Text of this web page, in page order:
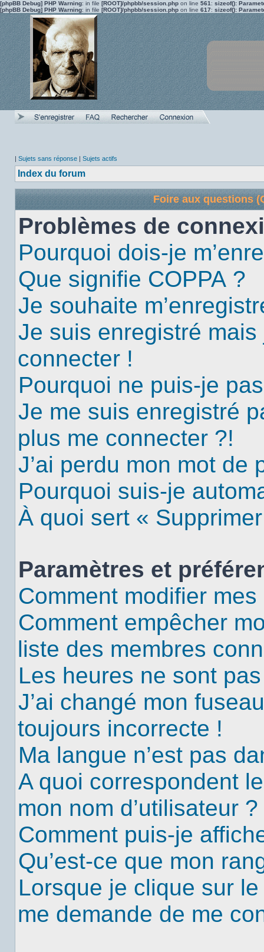
[phpBB Debug] PHP Warning: in file [ROOT]/phpbb/session.php on line 561 : sizeof():
[phpBB Debug] PHP Warning: in file [ROOT]/phpbb/session.php on line 617: sizeof():
| Sujets sans réponse | Sujets actifs
Index du forum
Foire aux questions
Problèmes de
Pourquoi dois-je
Que signifie COPPA ?
Je souhaite
Je suis enregistré
connecter !
Pourquoi ne puis-je
Je me suis enregistré
plus me connecter ?!
J’ai perdu mon mot de
Pourquoi suis-je
À quoi sert «
Paramètres et
Comment modifier
Comment empêcher
liste des membres
Les heures ne sont
J’ai changé mon
toujours incorrecte !
Ma langue n’est pas
A quoi correspondent
mon nom d’utilisateur ?
Comment puis-je
Qu’est-ce que mon
Lorsque je clique sur
me demande de me